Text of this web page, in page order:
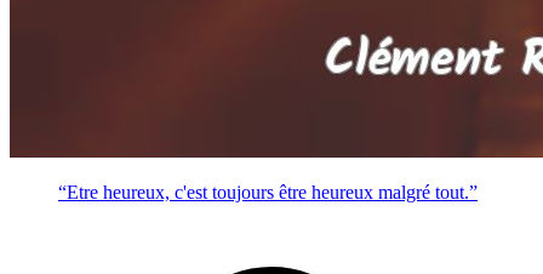
“Etre heureux, c'est toujours être heureux malgré tout.”